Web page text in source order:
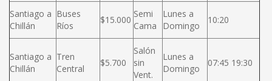
Santiago a
Chillán
Buses
Ríos
$15.000
Semi
Cama
Lunes a
Domingo
10:20
Santiago a
Chillán
Tren
Central
$5.700
Salón
sin
Vent.
Lunes a
Domingo
07:45 19:30